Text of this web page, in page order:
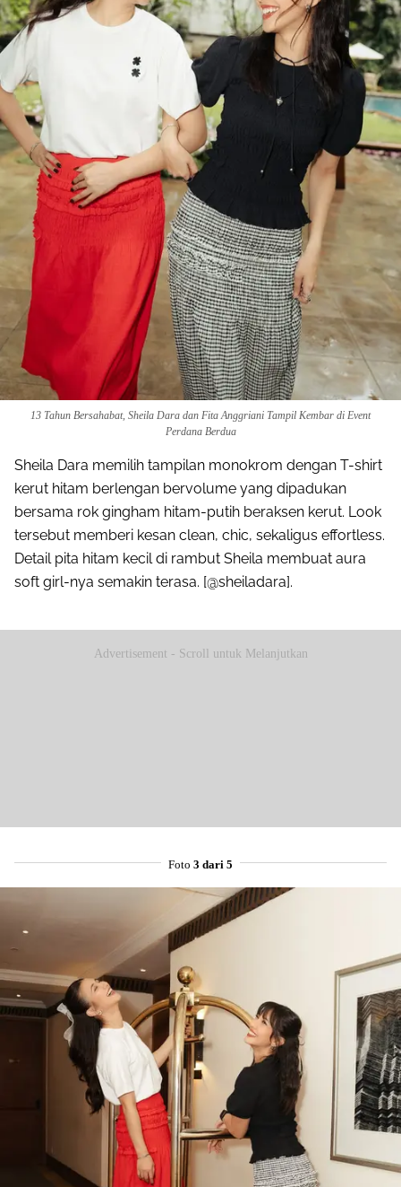
13 Tahun Bersahabat, Sheila Dara dan Fita Anggriani Tampil Kembar di Event
Perdana Berdua
Sheila Dara memilih tampilan monokrom dengan T-shirt
kerut hitam berlengan bervolume yang dipadukan
bersama rok gingham hitam-putih beraksen kerut. Look
tersebut memberi kesan clean, chic, sekaligus effortless.
Detail pita hitam kecil di rambut Sheila membuat aura
soft girl-nya semakin terasa. [@sheiladara].
Advertisement - Scroll untuk Melanjutkan
Foto 3 dari 5